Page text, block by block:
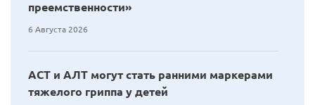
преемственности»
6 Августа 2026
АСТ и АЛТ могут стать ранними маркерами
тяжелого гриппа у детей